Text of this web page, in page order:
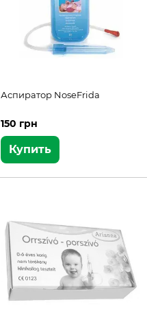
Аспиратор NoseFrida
150 грн
Купить